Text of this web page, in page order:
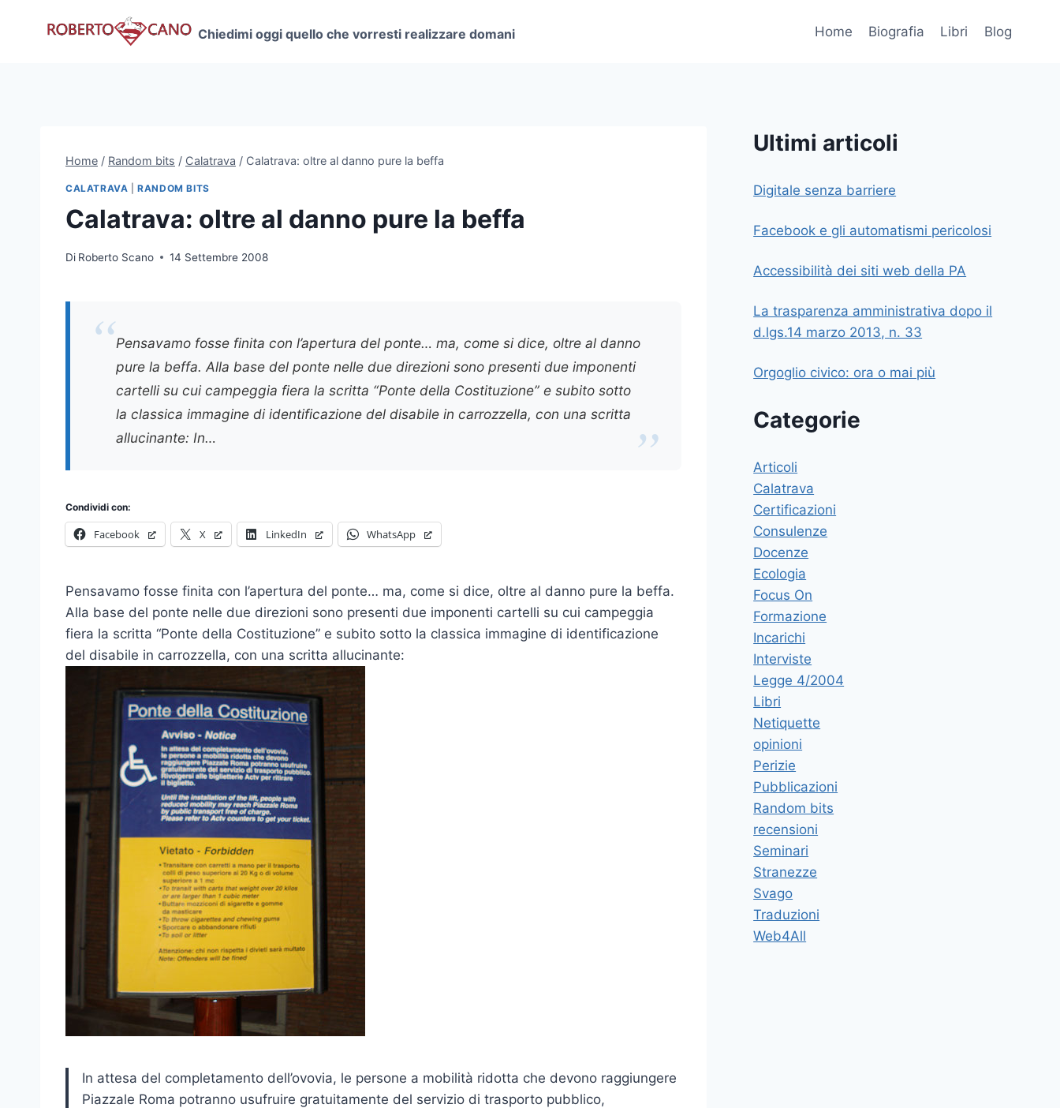
Chiedimi oggi quello che vorresti realizzare domani Home Biografia Libri Blog
Home / Random bits / Calatrava / Calatrava: oltre al danno pure la beffa
CALATRAVA |RANDOM BITS
Calatrava: oltre al danno pure la beffa
Di Roberto Scano 14 Settembre 2008
Pensavamo fosse finita con l’apertura del ponte… ma, come si dice, oltre al danno
pure la beffa. Alla base del ponte nelle due direzioni sono presenti due imponenti
cartelli su cui campeggia fiera la scritta “Ponte della Costituzione” e subito sotto
la classica immagine di identificazione del disabile in carrozzella, con una scritta
allucinante: In…
Condividi con:
Facebook X LinkedIn WhatsApp
Pensavamo fosse finita con l’apertura del ponte… ma, come si dice, oltre al danno pure la beffa.
Alla base del ponte nelle due direzioni sono presenti due imponenti cartelli su cui campeggia
fiera la scritta “Ponte della Costituzione” e subito sotto la classica immagine di identificazione
del disabile in carrozzella, con una scritta allucinante:
In attesa del completamento dell’ovovia, le persone a mobilità ridotta che devono raggiungere
Piazzale Roma potranno usufruire gratuitamente del servizio di trasporto pubblico,
Ultimi articoli
Digitale senza barriere
Facebook e gli automatismi pericolosi
Accessibilità dei siti web della PA
La trasparenza amministrativa dopo il
d.lgs.14 marzo 2013, n. 33
Orgoglio civico: ora o mai più
Categorie
Articoli
Calatrava
Certificazioni
Consulenze
Docenze
Ecologia
Focus On
Formazione
Incarichi
Interviste
Legge 4/2004
Libri
Netiquette
opinioni
Perizie
Pubblicazioni
Random bits
recensioni
Seminari
Stranezze
Svago
Traduzioni
Web4All